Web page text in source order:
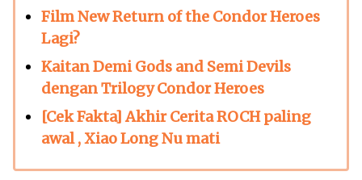
Film New Return of the Condor Heroes
Lagi?
Kaitan Demi Gods and Semi Devils
dengan Trilogy Condor Heroes
[Cek Fakta] Akhir Cerita ROCH paling
awal , Xiao Long Nu mati